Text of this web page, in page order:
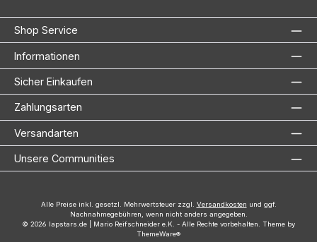
Shop Service
Informationen
Sicher Einkaufen
Zahlungsarten
Versandarten
Unsere Communities
Alle Preise inkl. gesetzl. Mehrwertsteuer zzgl. Versandkosten und ggf.
Nachnahmegebühren, wenn nicht anders angegeben.
© 2026 lapstars.de | Mario Reifschneider e.K. - Alle Rechte vorbehalten. Theme by
ThemeWare®